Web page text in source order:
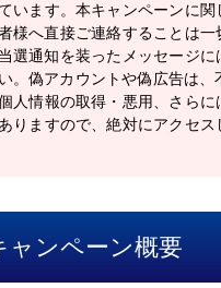
います。本キャンペーンに関
様へ直接ご連絡することは一
選通知を装ったメッセージに
。偽アカウントや偽広告は、
人情報の取得・悪用、さらに
りますので、絶対にアクセス
ャンペーン概要